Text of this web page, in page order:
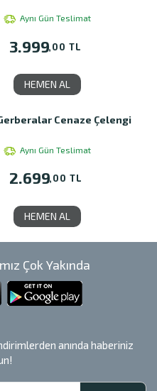
Aynı Gün Teslimat
3.999,00 TL
HEMEN AL
Cenaze Çelengi
Aynı Gün Teslimat
2.699,00 TL
HEMEN AL
Çok Yakında
anında haberiniz